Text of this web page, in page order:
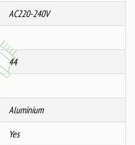
AC220-240V
44
Aluminium
Yes